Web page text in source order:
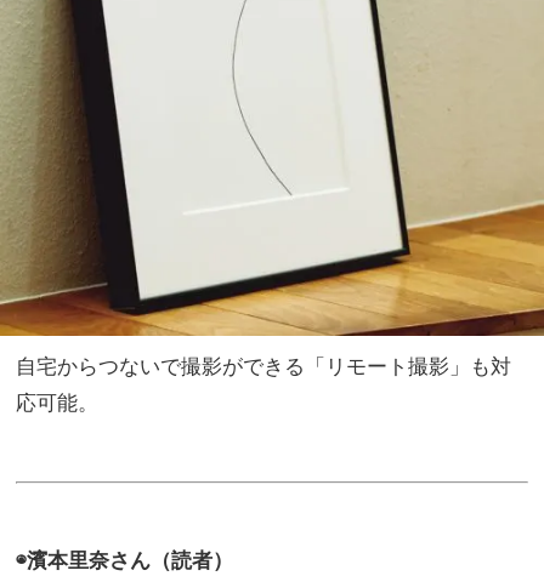
自宅からつないで撮影ができる「リモート撮影」も対
応可能。
◉濱本里奈さん（読者）